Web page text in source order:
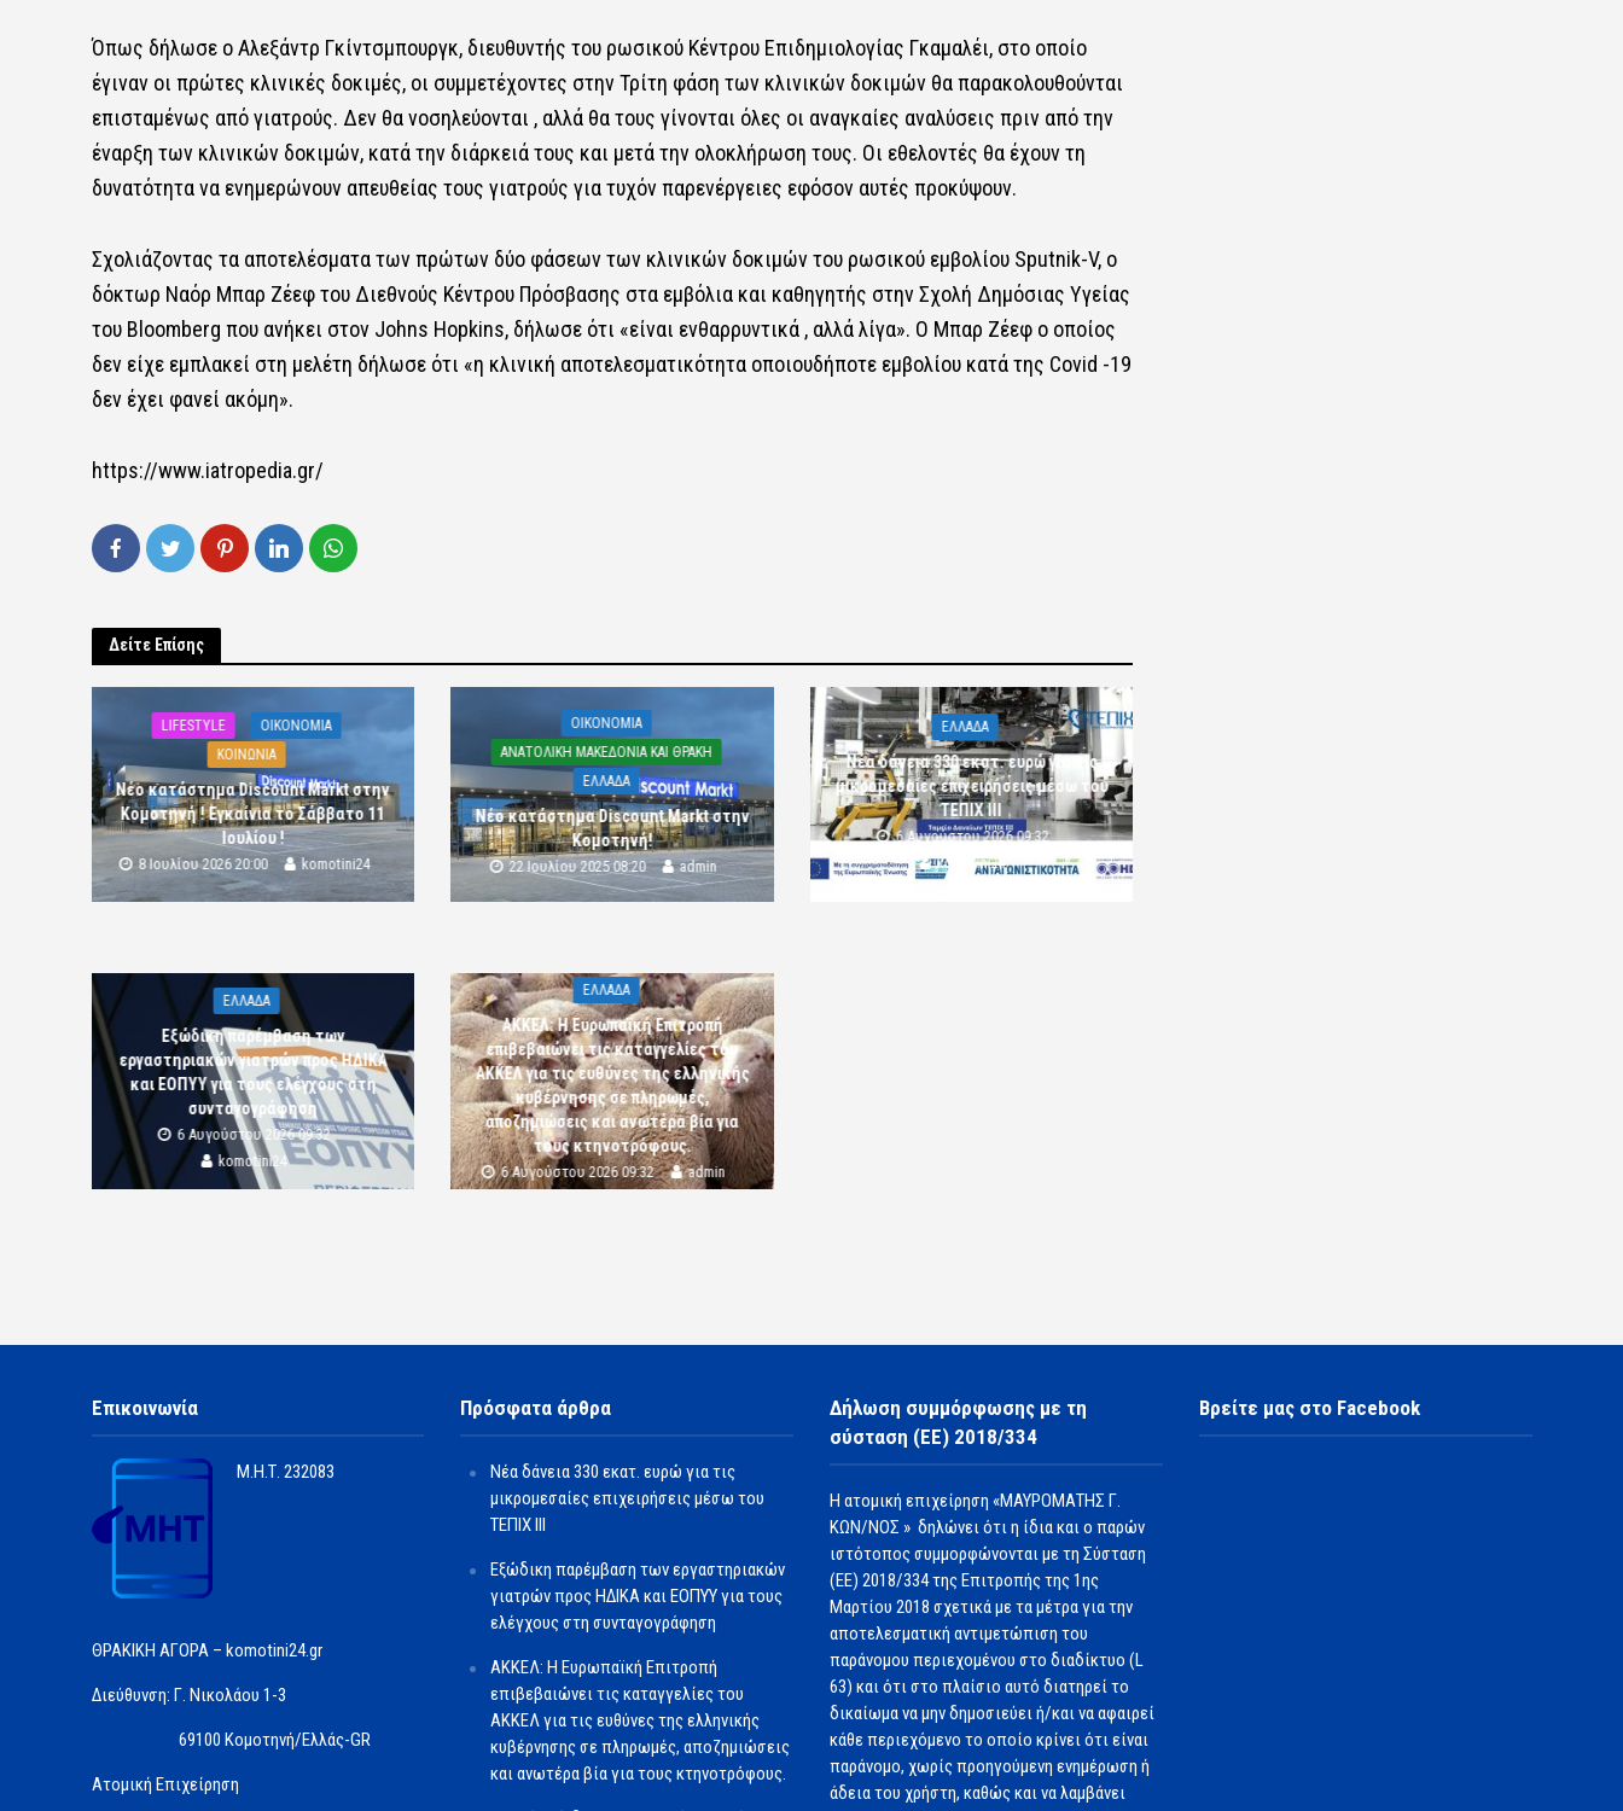
Όπως δήλωσε ο Αλεξάντρ Γκίντσμπουργκ, διευθυντής του ρωσικού Κέντρου Επιδημιολογίας Γκαμαλέι, στο οποίο
έγιναν οι πρώτες κλινικές δοκιμές, οι συμμετέχοντες στην Τρίτη φάση των κλινικών δοκιμών θα παρακολουθούνται
επισταμένως από γιατρούς. Δεν θα νοσηλεύονται , αλλά θα τους γίνονται όλες οι αναγκαίες αναλύσεις πριν από την
έναρξη των κλινικών δοκιμών, κατά την διάρκειά τους και μετά την ολοκλήρωση τους. Οι εθελοντές θα έχουν τη
δυνατότητα να ενημερώνουν απευθείας τους γιατρούς για τυχόν παρενέργειες εφόσον αυτές προκύψουν.
Σχολιάζοντας τα αποτελέσματα των πρώτων δύο φάσεων των κλινικών δοκιμών του ρωσικού εμβολίου Sputnik-V, ο
δόκτωρ Ναόρ Μπαρ Ζέεφ του Διεθνούς Κέντρου Πρόσβασης στα εμβόλια και καθηγητής στην Σχολή Δημόσιας Υγείας
του Bloomberg που ανήκει στον Johns Hopkins, δήλωσε ότι «είναι ενθαρρυντικά , αλλά λίγα». Ο Μπαρ Ζέεφ ο οποίος
δεν είχε εμπλακεί στη μελέτη δήλωσε ότι «η κλινική αποτελεσματικότητα οποιουδήποτε εμβολίου κατά της Covid -19
δεν έχει φανεί ακόμη».
https://www.iatropedia.gr/
Δείτε Επίσης
LIFESTYLE
OIKONOMIA
ΚΟΙΝΩΝΙΑ
Νέο κατάστημα Discount Markt στην
Κομοτηνή ! Εγκαίνια το Σάββατο 11
Ιουλίου !
8 Ιουλίου 2026 20:00 komotini24
OIKONOMIA
ΑΝΑΤΟΛΙΚΗ ΜΑΚΕΔΟΝΙΑ ΚΑΙ ΘΡΑΚΗ
ΕΛΛΑΔΑ
Νέο κατάστημα Discount Markt στην
Κομοτηνή!
22 Ιουλίου 2025 08:20 admin
ΕΛΛΑΔΑ
Νέα δάνεια 330 εκατ. ευρώ για τις
μικρομεσαίες επιχειρήσεις μέσω του
ΤΕΠΙΧ ΙΙΙ
6 Αυγούστου 2026 09:32
komotini24
ΕΛΛΑΔΑ
Εξώδικη παρέμβαση των
εργαστηριακών γιατρών προς ΗΔΙΚΑ
και ΕΟΠΥΥ για τους ελέγχους στη
συνταγογράφηση
6 Αυγούστου 2026 09:32
komotini24
ΕΛΛΑΔΑ
ΑΚΚΕΛ: Η Ευρωπαϊκή Επιτροπή
επιβεβαιώνει τις καταγγελίες του
ΑΚΚΕΛ για τις ευθύνες της ελληνικής
κυβέρνησης σε πληρωμές,
αποζημιώσεις και ανωτέρα βία για
τους κτηνοτρόφους.
6 Αυγούστου 2026 09:32 admin
Επικοινωνία
Μ.Η.Τ. 232083
ΘΡΑΚΙΚΗ ΑΓΟΡΑ – komotini24.gr
Διεύθυνση: Γ. Νικολάου 1-3
69100 Κομοτηνή/Ελλάς-GR
Ατομική Επιχείρηση
Πρόσφατα άρθρα
Νέα δάνεια 330 εκατ. ευρώ για τις
μικρομεσαίες επιχειρήσεις μέσω του
ΤΕΠΙΧ ΙΙΙ
Εξώδικη παρέμβαση των εργαστηριακών
γιατρών προς ΗΔΙΚΑ και ΕΟΠΥΥ για τους
ελέγχους στη συνταγογράφηση
ΑΚΚΕΛ: Η Ευρωπαϊκή Επιτροπή
επιβεβαιώνει τις καταγγελίες του
ΑΚΚΕΛ για τις ευθύνες της ελληνικής
κυβέρνησης σε πληρωμές, αποζημιώσεις
και ανωτέρα βία για τους κτηνοτρόφους.
Δήλωση συμμόρφωσης με τη
σύσταση (ΕΕ) 2018/334
Η ατομική επιχείρηση «ΜΑΥΡΟΜΑΤΗΣ Γ.
ΚΩΝ/ΝΟΣ » δηλώνει ότι η ίδια και ο παρών
ιστότοπος συμμορφώνονται με τη Σύσταση
(ΕΕ) 2018/334 της Επιτροπής της 1ης
Μαρτίου 2018 σχετικά με τα μέτρα για την
αποτελεσματική αντιμετώπιση του
παράνομου περιεχομένου στο διαδίκτυο (L
63) και ότι στο πλαίσιο αυτό διατηρεί το
δικαίωμα να μην δημοσιεύει ή/και να αφαιρεί
κάθε περιεχόμενο το οποίο κρίνει ότι είναι
παράνομο, χωρίς προηγούμενη ενημέρωση ή
άδεια του χρήστη, καθώς και να λαμβάνει
Βρείτε μας στο Facebook